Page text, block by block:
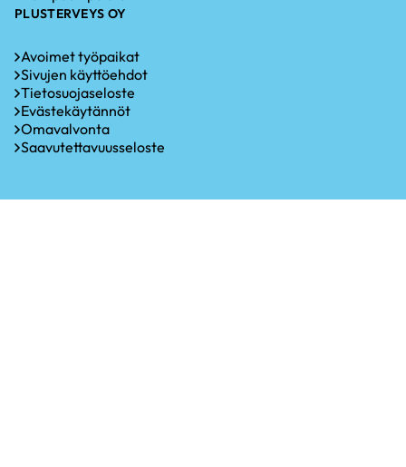
PLUSTERVEYS OY
Avoimet työpaikat
Sivujen käyttöehdot
Tietosuojaseloste
Evästekäytännöt
Omavalvonta
Saavutettavuusseloste